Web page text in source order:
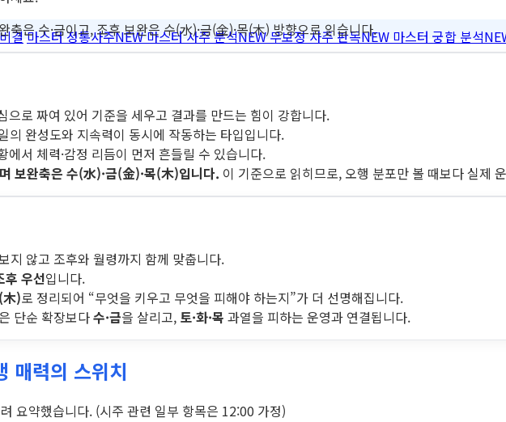
결마스터 정통사주NEW 마스터 사주 분석NEW 무보정 사주 판독NEW 마스터 궁합 분석
은 수·금이고, 조후 보완은 수(水)·금(金)·목(木) 방향으로 읽습니다.
으로 짜여 있어 기준을 세우고 결과를 만드는 힘이 강합니다.
의 완성도와 지속력이 동시에 작동하는 타입입니다.
에서 체력·감정 리듬이 먼저 흔들릴 수 있습니다.
보완축은 수(水)·금(金)·목(木)입니다. 이 기준으로 읽히므로, 오행 분포만 볼 때보다 실제
지 않고 조후와 월령까지 함께 맞춥니다.
후 우선입니다.
木)로 정리되어 “무엇을 키우고 무엇을 피해야 하는지”가 더 선명해집니다.
단순 확장보다수·금을 살리고, 토·화·목 과열을 피하는 운영과 연결됩니다.
매력의 스위치
요약했습니다. (시주 관련 일부 항목은 12:00 가정)